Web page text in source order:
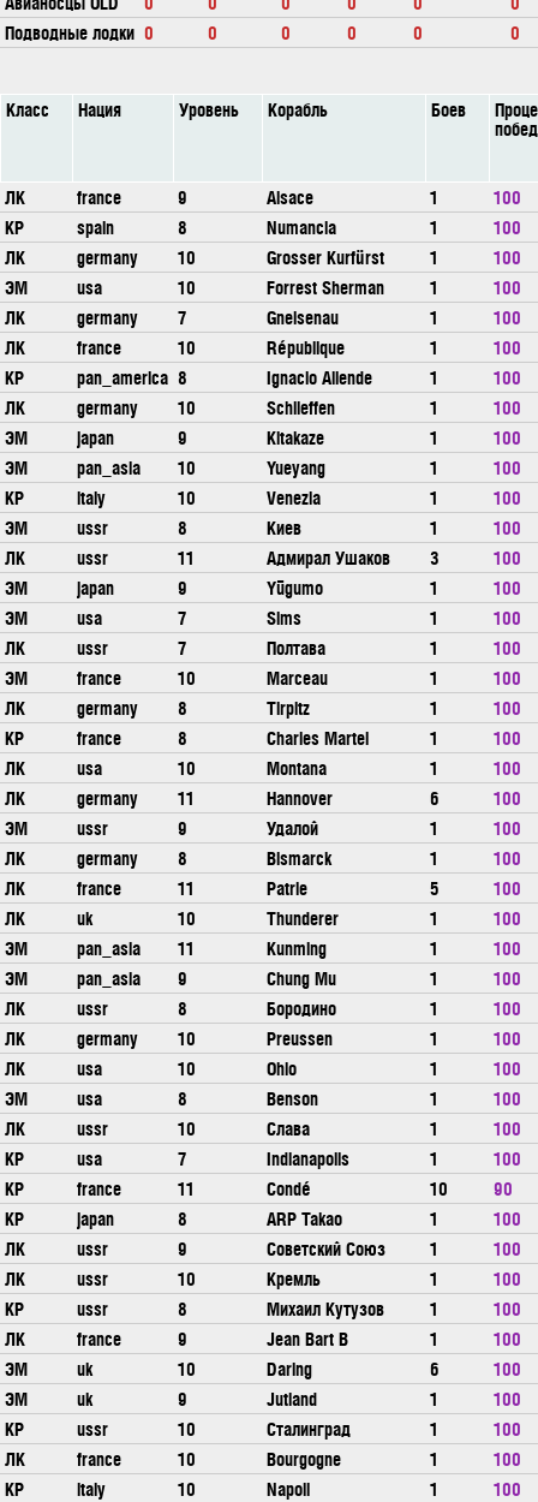
Подводные лодки 0 0 0 0 0 0
Класс Нация Уровень Корабль Боев
побед
ЛК france 9 Alsace 1
100
КР
spain 8 Numancia 1
100
ЛК
germany 10 Grosser Kurfürst 1
100
ЭМ
usa 10 Forrest Sherman 1
100
ЛК
germany 7 Gneisenau 1
100
ЛК
france 10 République 1
100
КР
pan_america 8 Ignacio Allende 1
100
ЛК
germany 10 Schlieffen 1
100
ЭМ
japan 9 Kitakaze 1
100
ЭМ
pan_asia 10 Yueyang 1
100
КР
italy 10 Venezia 1
100
ЭМ
ussr 8 Киев 1
100
ЛК
ussr 11 Адмирал Ушаков 3
100
ЭМ
japan 9 Yūgumo 1
100
ЭМ
usa 7 Sims 1
100
ЛК
ussr 7 Полтава 1
100
ЭМ
france 10 Marceau 1
100
ЛК
germany 8 Tirpitz 1
100
КР
france 8 Charles Martel 1
100
ЛК
usa 10 Montana 1
100
ЛК
germany 11 Hannover 6
100
ЭМ
ussr 9 Удалой 1
100
ЛК
germany 8 Bismarck 1
100
ЛК
france 11 Patrie 5
100
ЛК
uk 10 Thunderer 1
100
ЭМ
pan_asia 11 Kunming 1
100
ЭМ
pan_asia 9 Chung Mu 1
100
ЛК
ussr 8 Бородино 1
100
ЛК
germany 10 Preussen 1
100
ЛК
usa 10 Ohio 1
100
ЭМ
usa 8 Benson 1
100
ЛК
ussr 10 Слава 1
100
КР
usa 7 Indianapolis 1
100
КР
france 11 Condé 10
90
КР
japan 8 ARP Takao 1
100
ЛК
ussr 9 Советский Союз 1
100
ЛК
ussr 10 Кремль 1
100
КР
ussr 8 Михаил Кутузов 1
100
ЛК
france 9 Jean Bart B 1
100
ЭМ
uk 10 Daring 6
100
ЭМ
uk 9 Jutland 1
100
КР
ussr 10 Сталинград 1
100
ЛК
france 10 Bourgogne 1
100
КР
italy 10 Napoli 1
100